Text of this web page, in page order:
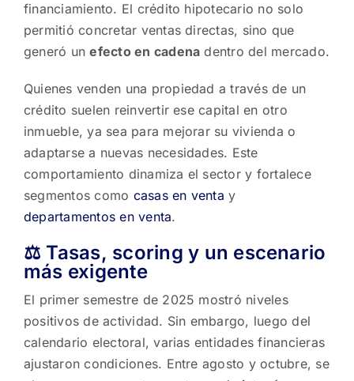
financiamiento. El crédito hipotecario no solo
permitió concretar ventas directas, sino que
generó unefecto en cadena dentro del mercado.
Quienes venden una propiedad a través de un
crédito suelen reinvertir ese capital en otro
inmueble, ya sea para mejorar su vivienda o
adaptarse a nuevas necesidades. Este
comportamiento dinamiza el sector y fortalece
segmentos como casas en venta y
departamentos en venta.
⚖️ Tasas, scoring y un escenario
más exigente
El primer semestre de 2025 mostró niveles
positivos de actividad. Sin embargo, luego del
calendario electoral, varias entidades financieras
ajustaron condiciones. Entre agosto y octubre, se